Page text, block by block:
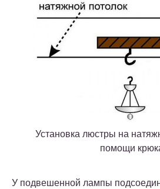
Установка люстры на
помощи
У подвешенной лампы